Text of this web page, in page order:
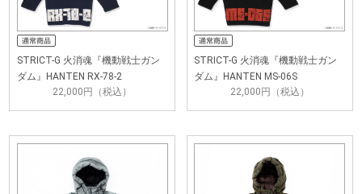
STRICT-G 火消魂『機動戦士ガン
ダム』HANTEN RX-78-2
22,000円（税込）
STRICT-G 火消魂『機動戦士ガン
ダム』HANTEN MS-06S
22,000円（税込）